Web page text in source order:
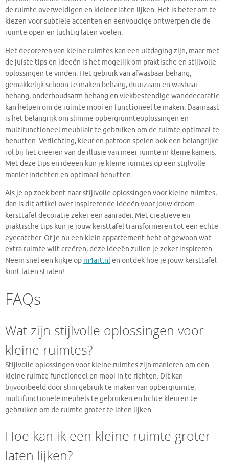
de ruimte overweldigen en kleiner laten lijken. Het is beter om te
kiezen voor subtiele accenten en eenvoudige ontwerpen die de
ruimte open en luchtig laten voelen.
Het decoreren van kleine ruimtes kan een uitdaging zijn, maar met
de juiste tips en ideeën is het mogelijk om praktische en stijlvolle
oplossingen te vinden. Het gebruik van afwasbaar behang,
gemakkelijk schoon te maken behang, duurzaam en wasbaar
behang, onderhoudsarm behang en vlekbestendige wanddecoratie
kan helpen om de ruimte mooi en functioneel te maken. Daarnaast
is het belangrijk om slimme opbergruimteoplossingen en
multifunctioneel meubilair te gebruiken om de ruimte optimaal te
benutten. Verlichting, kleur en patroon spelen ook een belangrijke
rol bij het creëren van de illusie van meer ruimte in kleine kamers.
Met deze tips en ideeën kun je kleine ruimtes op een stijlvolle
manier inrichten en optimaal benutten.
Als je op zoek bent naar stijlvolle oplossingen voor kleine ruimtes,
dan is dit artikel over inspirerende ideeën voor jouw droom
kersttafel decoratie zeker een aanrader. Met creatieve en
praktische tips kun je jouw kersttafel transformeren tot een echte
eyecatcher. Of je nu een klein appartement hebt of gewoon wat
extra ruimte wilt creëren, deze ideeën zullen je zeker inspireren.
Neem snel een kijkje op m4art.nlen ontdek hoe je jouw kersttafel
kunt laten stralen!
FAQs
Wat zijn stijlvolle oplossingen voor
kleine ruimtes?
Stijlvolle oplossingen voor kleine ruimtes zijn manieren om een
kleine ruimte functioneel en mooi in te richten. Dit kan
bijvoorbeeld door slim gebruik te maken van opbergruimte,
multifunctionele meubels te gebruiken en lichte kleuren te
gebruiken om de ruimte groter te laten lijken.
Hoe kan ik een kleine ruimte groter
laten lijken?